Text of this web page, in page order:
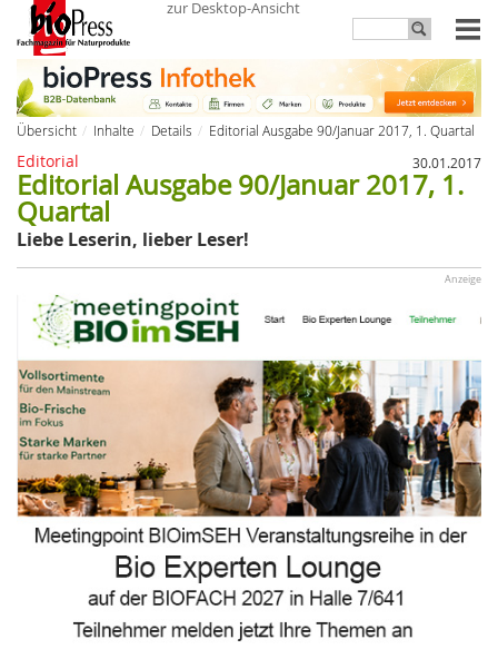
zur Desktop-Ansicht
Übersicht Inhalte Details Editorial Ausgabe 90/Januar 2017, 1. Quartal
Editorial 30.01.2017
Editorial Ausgabe 90/Januar 2017, 1.
Quartal
Liebe Leserin, lieber Leser!
Anzeige